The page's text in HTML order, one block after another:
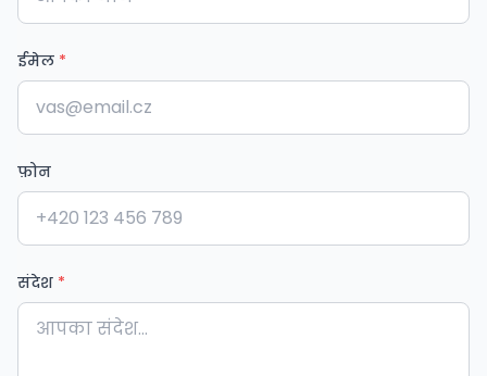
ईमेल *
फ़ोन
संदेश *